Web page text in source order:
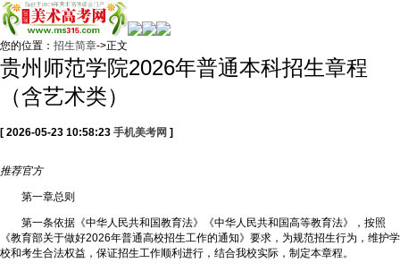
您的位置： 招生简章->正文
贵州师范学院2026年普通本科招生章程
（含艺术类）
[ 2026-05-23 10:58:23 手机美考网 ]
推荐官方
第一章总则
第一条依据《中华人民共和国教育法》《中华人民共和国高等教育法》，按照
《教育部关于做好2026年普通高校招生工作的通知》要求，为规范招生行为，维护学
校和考生合法权益，保证招生工作顺利进行，结合我校实际，制定本章程。